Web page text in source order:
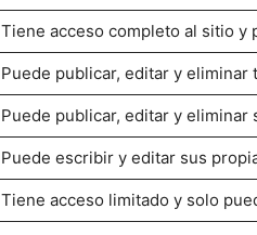
Tiene acceso completo al sitio y
Puede publicar, editar y eliminar
Puede publicar, editar y
Puede escribir y editar sus
Tiene acceso limitado y solo